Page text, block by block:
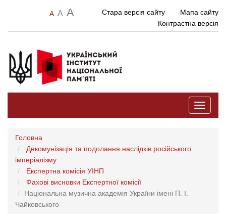
A A A Стара версія сайту
Мапа сайту
Контрастна версія
Toggle
Головна
Декомунізація та подолання наслідків російського
імперіалізму
Експертна комісія УІНП
Фахові висновки Експертної комісії
Національна музична академія України імені П. І.
Чайковського